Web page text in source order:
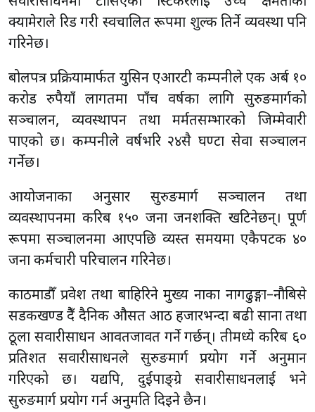
क्यामेराले रिड गरी स्वचालित रूपमा शुल्क तिर्ने व्यवस्था पनि
गरिनेछ।
बोलपत्र प्रक्रियामार्फत युसिन एआरटी कम्पनीले एक अर्ब १०
करोड रुपैयाँ लागतमा पाँच वर्षका लागि सुरुङमार्गको
सञ्चालन, व्यवस्थापन तथा मर्मतसम्भारको जिम्मेवारी
पाएको छ। कम्पनीले वर्षभरि २४सै घण्टा सेवा सञ्चालन
गर्नेछ।
आयोजनाका अनुसार सुरुङमार्ग सञ्चालन तथा
व्यवस्थापनमा करिब १५० जना जनशक्ति खटिनेछन्। पूर्ण
रूपमा सञ्चालनमा आएपछि व्यस्त समयमा एकैपटक ४०
जना कर्मचारी परिचालन गरिनेछ।
काठमाडौँ प्रवेश तथा बाहिरिने मुख्य नाका नागढुङ्गा–नौबिसे
सडकखण्ड हुँदै दैनिक औसत आठ हजारभन्दा बढी साना तथा
ठूला सवारीसाधन आवतजावत गर्ने गर्छन्। तीमध्ये करिब ६०
प्रतिशत सवारीसाधनले सुरुङमार्ग प्रयोग गर्ने अनुमान
गरिएको छ। यद्यपि, दुईपाङ्ग्रे सवारीसाधनलाई भने
सुरुङमार्ग प्रयोग गर्न अनुमति दिइने छैन।